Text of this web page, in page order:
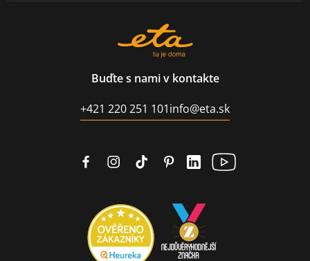
Buďte s nami v kontakte
+421 220 251 101info@eta.sk